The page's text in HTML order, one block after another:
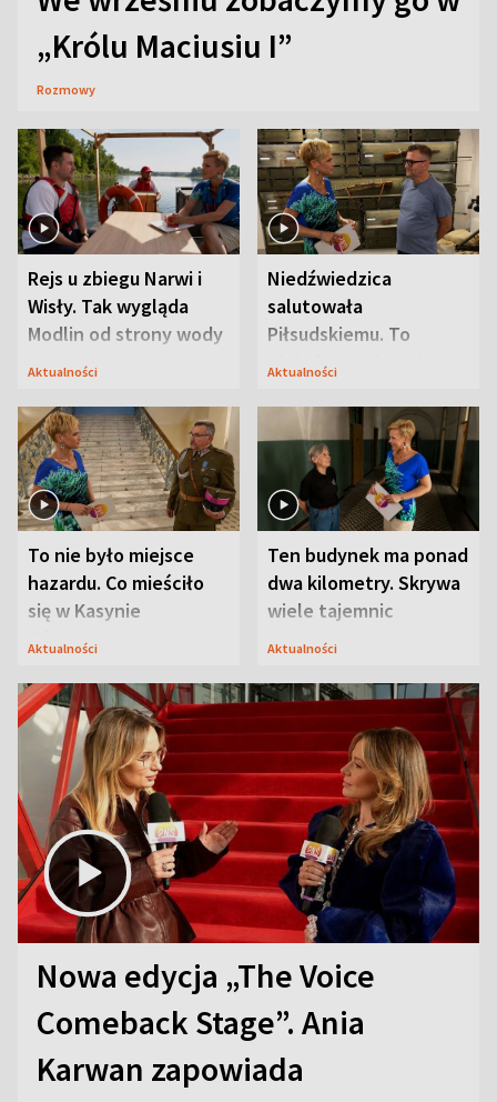
„Królu Maciusiu I”
Rozmowy
Rejs u zbiegu Narwi i
Wisły. Tak wygląda
Modlin od strony wody
Aktualności
Niedźwiedzica
salutowała
Piłsudskiemu. To
niejedyna tajemnica
Aktualności
To nie było miejsce
hazardu. Co mieściło
się w Kasynie
Oficerskim?
Aktualności
Ten budynek ma ponad
dwa kilometry. Skrywa
wiele tajemnic
Aktualności
Nowa edycja „The Voice
Comeback Stage”. Ania
Karwan zapowiada